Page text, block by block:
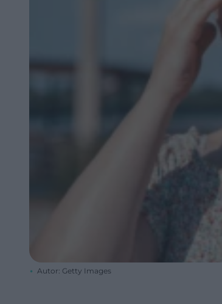
Autor: Getty Images